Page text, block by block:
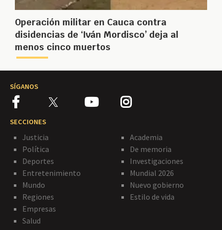
Operación militar en Cauca contra
disidencias de ‘Iván Mordisco’ deja al
menos cinco muertos
SÍGANOS
SECCIONES
Justicia
Política
Deportes
Entretenimiento
Mundo
Regiones
Empresas
Salud
Academia
De memoria
Investigaciones
Mundial 2026
Nuevo gobierno
Estilo de vida